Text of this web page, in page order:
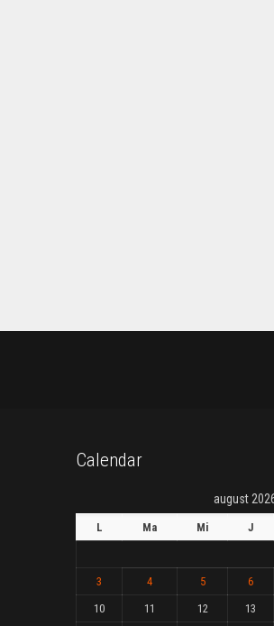
Calendar
august
L Ma Mi J
3
4 5 6
10
11 12 13